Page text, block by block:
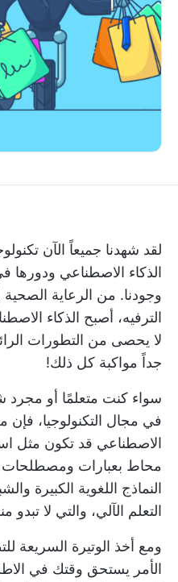
لقد شهدنا جميعاً الآن
الذكاء الاصطناعي
وجودنا. من الرعاية الصحية
الترفيه، أصبح الذكاء
لا يحصى من التطورات
جداً مواكبة كل ذلك!
سواء كنت متعلمًا أو
في مجال التكنولوجيا،
الاصطناعي قد تكون مثل
محاط بعبارات ومصطلحات
النماذج اللغوية الكبيرة
التعلم الآلي، والتي لا
ومع أخذ الوتيرة السريعة
الأمر يستحق وقتك في